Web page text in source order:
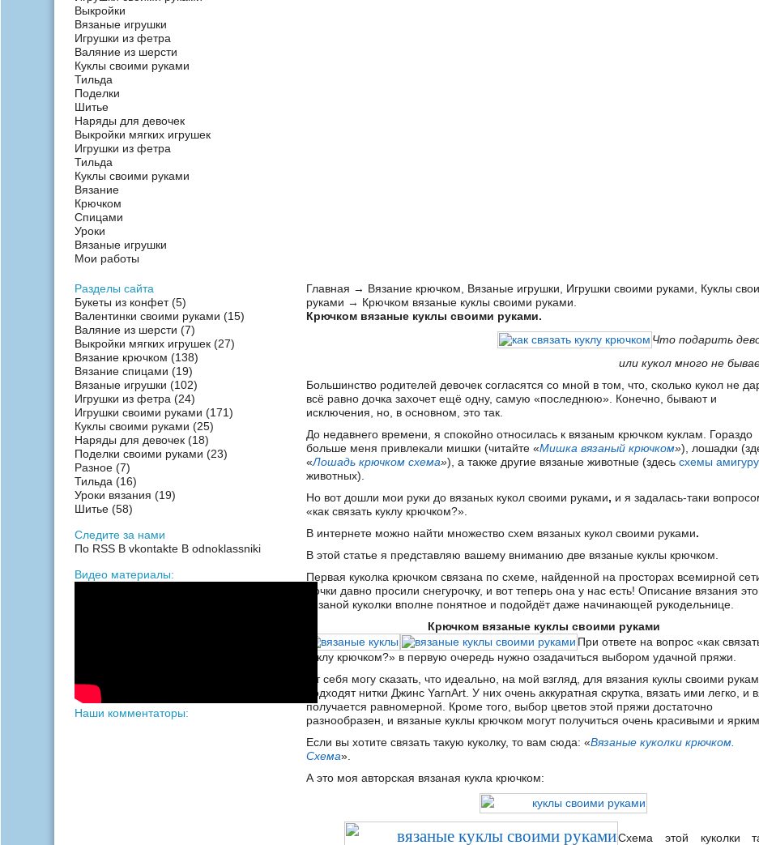
Выкройки
Вязаные игрушки
Игрушки из фетра
Валяние из шерсти
Куклы своими руками
Тильда
Поделки
Шитье
Наряды для девочек
Выкройки мягких игрушек
Игрушки из фетра
Тильда
Куклы своими руками
Вязание
Крючком
Спицами
Уроки
Вязаные игрушки
Мои работы
Главная → Вязание крючком Вязаные игрушки Игрушки своими руками
Куклы
руками → Крючком вязаные куклы своими руками.
Крючком вязаные куклы своими руками.
Что подарить
или кукол много не
Большинство родителей девочек согласятся со мной в том, что, сколько кукол не
всё равно дочка захочет ещё одну, самую «последнюю». Конечно, бывают и
исключения, но, в основном, это так.
До недавнего времени, я спокойно относилась к вязаным крючком куклам. Гораздо
больше меня привлекали мишки (читайте «Мишка вязаный крючком»), лошадки
«Лошадь крючком схема»), а также другие вязаные животные (здесь схемы
животных).
Но вот дошли мои руки до вязаных кукол своими руками, и я задалась-таки
«как связать куклу крючком?».
В интернете можно найти множество схем вязаных кукол своими руками.
В этой статье я представляю вашему вниманию две вязаные куклы крючком.
Первая куколка крючком связана по схеме, найденной на просторах всемирной
Дочки давно просили снегурочку, и вот теперь она у нас есть! Описание вязания
вязаной куколки вполне понятное и подойдёт даже начинающей рукодельнице.
Крючком вязаные куклы своими руками
При ответе на вопрос «как
куклу крючком?» в первую очередь нужно озадачиться выбором удачной пряжи.
От себя могу сказать, что идеально, на мой взгляд, для вязания куклы своими
подходят нитки Джинс YarnArt. У них очень аккуратная скрутка, вязать ими легко, и
получается равномерной. Кроме того, выбор цветов этой пряжи достаточно
разнообразен, и вязаные куклы крючком могут получиться очень красивыми и
Если вы хотите связать такую куколку, то вам сюда: «Вязаные куколки крючком.
Схема».
А это моя авторская вязаная кукла крючком:
Схема этой куколки
Разделы сайта
Букеты из конфет(5)
Валентинки своими руками (15)
Валяние из шерсти (7)
Выкройки мягких игрушек (27)
Вязание крючком (138)
Вязание спицами (19)
Вязаные игрушки (102)
Игрушки из фетра (24)
Игрушки своими руками (171)
Куклы своими руками (25)
Наряды для девочек (18)
Поделки своими руками (23)
Разное (7)
Тильда (16)
Уроки вязания (19)
Шитье (58)
Следите за нами
По RSS В vkontakte В odnoklassniki
Видео материалы:
Наши комментаторы: